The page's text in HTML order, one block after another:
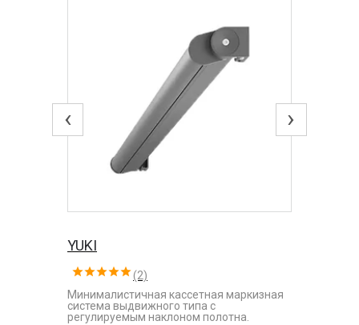
‹ ›
YUKI
(2)
Минималистичная кассетная маркизная
система выдвижного типа с
регулируемым наклоном полотна.